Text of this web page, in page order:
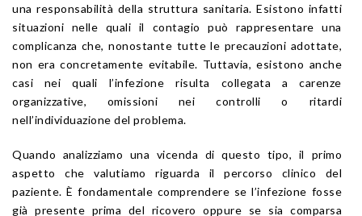
una responsabilità della struttura sanitaria. Esistono infatti
situazioni nelle quali il contagio può rappresentare una
complicanza che, nonostante tutte le precauzioni adottate,
non era concretamente evitabile. Tuttavia, esistono anche
casi nei quali l’infezione risulta collegata a carenze
organizzative, omissioni nei controlli o ritardi
nell’individuazione del problema.
Quando analizziamo una vicenda di questo tipo, il primo
aspetto che valutiamo riguarda il percorso clinico del
paziente. È fondamentale comprendere se l’infezione fosse
già presente prima del ricovero oppure se sia comparsa